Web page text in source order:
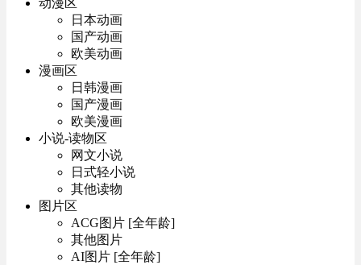
动漫区
日本动画
国产动画
欧美动画
漫画区
日韩漫画
国产漫画
欧美漫画
小说-读物区
网文小说
日式轻小说
其他读物
图片区
ACG图片 [全年龄]
其他图片
AI图片 [全年龄]